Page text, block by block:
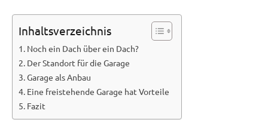
Inhaltsverzeichnis
Noch ein Dach über ein Dach?
Der Standort für die Garage
Garage als Anbau
Eine freistehende Garage hat Vorteile
Fazit